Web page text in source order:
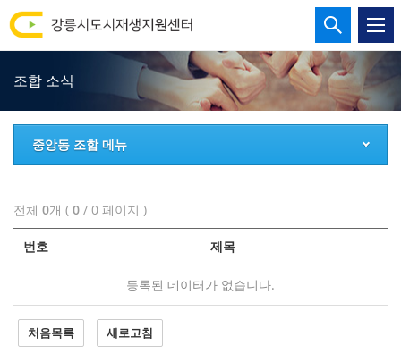
강
릉
시
도
시
재
생
지
원
통
합
검
색
조합 소식
중앙동 조합 메뉴
전체 0개 ( 0 / 0 페이지 )
번호 제목
등록된 데이터가 없습니다.
처음목록 새로고침